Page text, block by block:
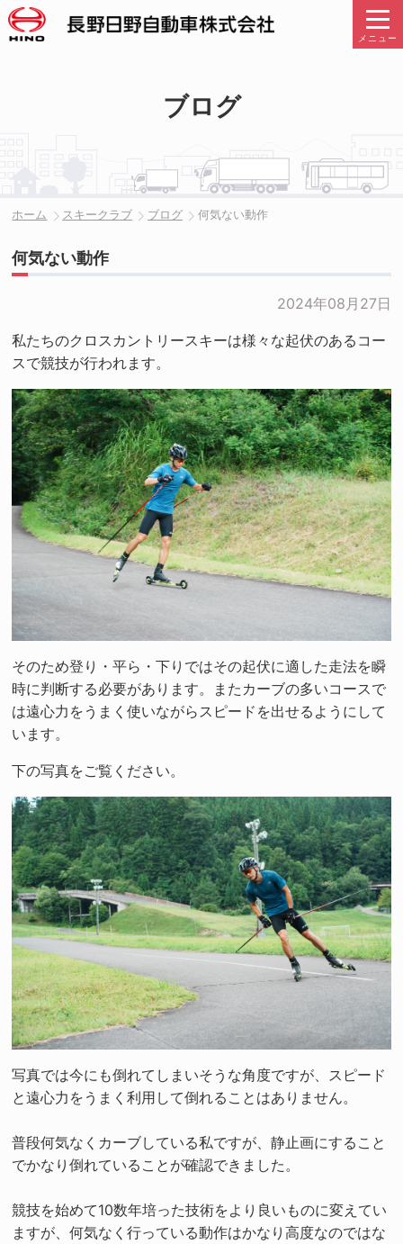
メニュー
ブログ
ホーム スキークラブ ブログ 何気ない動作
何気ない動作
2024年08月27日
私たちのクロスカントリースキーは様々な起伏のあるコー
スで競技が行われます。
そのため登り・平ら・下りではその起伏に適した走法を瞬
時に判断する必要があります。またカーブの多いコースで
は遠心力をうまく使いながらスピードを出せるようにして
います。
下の写真をご覧ください。
写真では今にも倒れてしまいそうな角度ですが、スピード
と遠心力をうまく利用して倒れることはありません。
普段何気なくカーブしている私ですが、静止画にすること
でかなり倒れていることが確認できました。
競技を始めて10数年培った技術をより良いものに変えてい
ますが、何気なく行っている動作はかなり高度なのではな